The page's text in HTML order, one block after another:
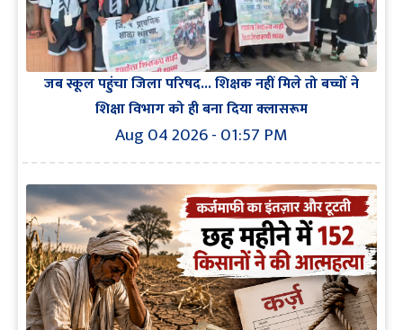
जब स्कूल पहुंचा जिला परिषद... शिक्षक नहीं मिले तो बच्चों ने
शिक्षा विभाग को ही बना दिया क्लासरूम
Aug 04 2026 - 01:57 PM